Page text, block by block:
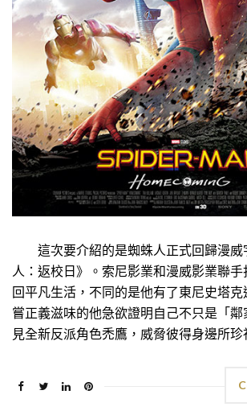
這次要介紹的是蜘蛛人正式回歸漫威
人：返校日》。索尼影業和漫威影業聯
回平凡生活，不同的是他有了東尼史塔
嘗正義滋味的他急欲證明自己不只是「
見全新反派角色禿鷹，威脅彼得身邊所珍